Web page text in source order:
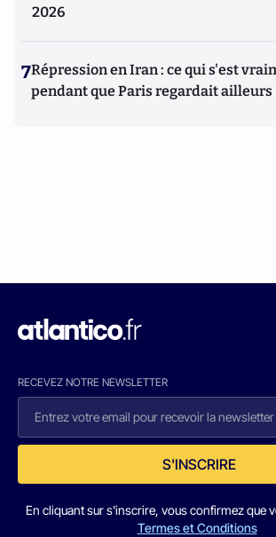
2026
7Répression en Iran : ce qui s'est
pendant que Paris regardait ailleurs
RECEVEZ NOTRE NEWSLETTER
S'INSCRIRE
En cliquant sur s'inscrire, vous confirmez que
Termes et Conditions